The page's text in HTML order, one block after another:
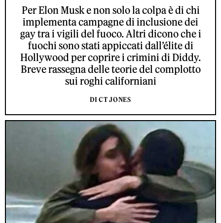
Per Elon Musk e non solo la colpa è di chi
implementa campagne di inclusione dei
gay tra i vigili del fuoco. Altri dicono che i
fuochi sono stati appiccati dall’élite di
Hollywood per coprire i crimini di Diddy.
Breve rassegna delle teorie del complotto
sui roghi californiani
DI CT JONES